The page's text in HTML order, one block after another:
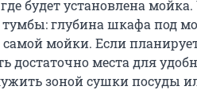
будет установлена
глубина шкафа под
мойки. Если
достаточно места для
зоной сушки посуды